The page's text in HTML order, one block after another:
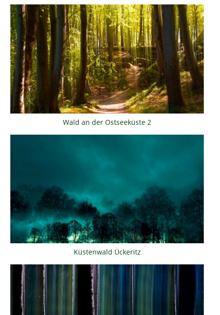
Wald an der Ostseeküste 2
Küstenwald Ückeritz